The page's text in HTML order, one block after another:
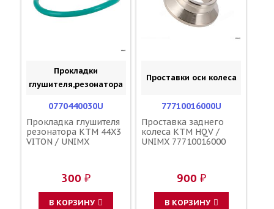
Прокладки
глушителя,резонатора
0770440030U
Прокладка глушителя
резонатора KTM 44X3
VITON / UNIMX
300 ₽
В КОРЗИНУ
Проставки оси колеса
77710016000U
Проставка заднего
колеса KTM HQV /
UNIMX 77710016000
900 ₽
В КОРЗИНУ